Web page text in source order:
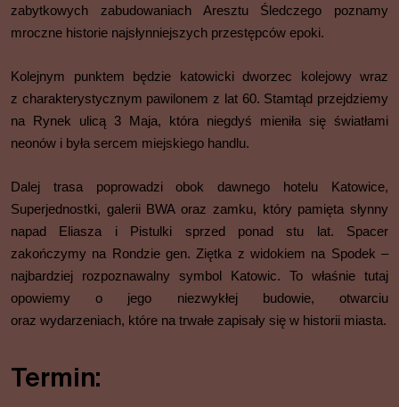
zabytkowych zabudowaniach Aresztu Śledczego poznamy
mroczne historie najsłynniejszych przestępców epoki.
Kolejnym punktem będzie katowicki dworzec kolejowy wraz
z charakterystycznym pawilonem z lat 60. Stamtąd przejdziemy
na Rynek ulicą 3 Maja, która niegdyś mieniła się światłami
neonów i była sercem miejskiego handlu.
Dalej trasa poprowadzi obok dawnego hotelu Katowice,
Superjednostki, galerii BWA oraz zamku, który pamięta słynny
napad Eliasza i Pistulki sprzed ponad stu lat. Spacer
zakończymy na Rondzie gen. Ziętka z widokiem na Spodek –
najbardziej rozpoznawalny symbol Katowic. To właśnie tutaj
opowiemy o jego niezwykłej budowie, otwarciu
oraz wydarzeniach, które na trwałe zapisały się w historii miasta.
Termin: